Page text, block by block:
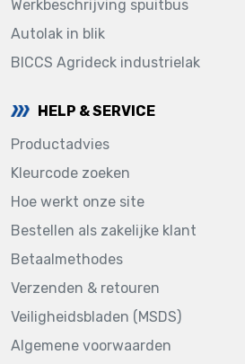
Werkbeschrijving spuitbus
Autolak in blik
BICCS Agrideck industrielak
HELP & SERVICE
Productadvies
Kleurcode zoeken
Hoe werkt onze site
Bestellen als zakelijke klant
Betaalmethodes
Verzenden & retouren
Veiligheidsbladen (MSDS)
Algemene voorwaarden